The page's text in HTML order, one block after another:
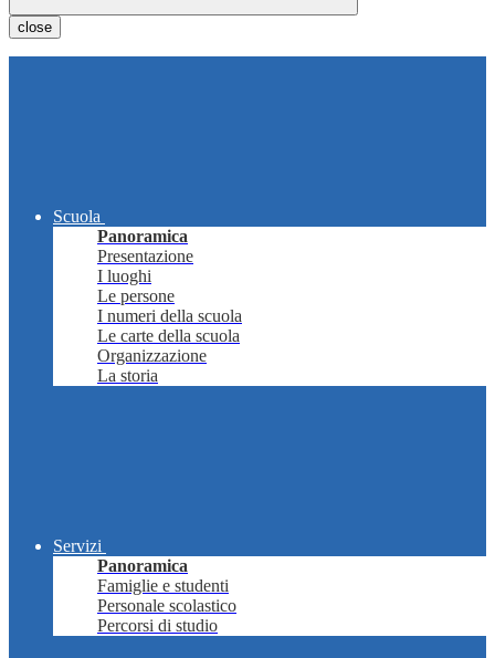
close
Scuola
Panoramica
Presentazione
I luoghi
Le persone
I numeri della scuola
Le carte della scuola
Organizzazione
La storia
Servizi
Panoramica
Famiglie e studenti
Personale scolastico
Percorsi di studio